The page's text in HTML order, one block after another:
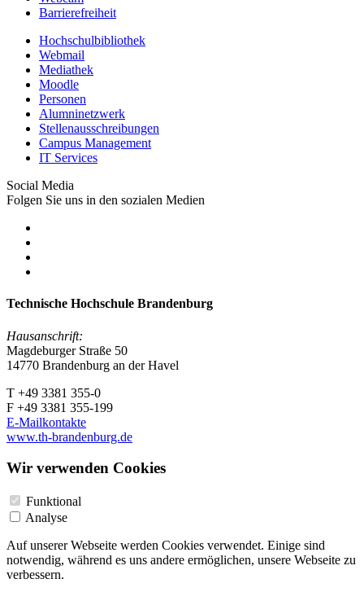
Barrierefreiheit
Hochschulbibliothek
Webmail
Mediathek
Moodle
Personen
Alumninetzwerk
Stellenausschreibungen
Campus Management
IT Services
Social Media
Folgen Sie uns in den sozialen Medien
Technische Hochschule Brandenburg
Hausanschrift:
Magdeburger Straße 50
14770 Brandenburg an der Havel
T +49 3381 355-0
F +49 3381 355-199
E-Mailkontakte
www.th-brandenburg.de
Wir verwenden Cookies
Funktional
Analyse
Auf unserer Webseite werden Cookies verwendet. Einige sind
notwendig, während es uns andere ermöglichen, unsere Webseite zu
verbessern.